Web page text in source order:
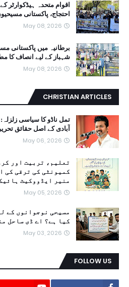
احتجاج، پاکستانی
May 08, 2026
برطانیہ میں پاکستانی
شہباز کے لیے انصاف کا
May 08, 2026
CHRISTIAN ARTICLES
تمل ناڈو کا سیاسی
آبادی کے اصل حقائق
May 06, 2026
تعلیم، تربیت اور
کمیونٹی کی ترقی کی
منیر ایڈووکیٹ
May 05, 2026
مسیحی نوجوانوں کے
کیا ہے؟ اے ڈی ساحل
May 03, 2026
FOLLOW US